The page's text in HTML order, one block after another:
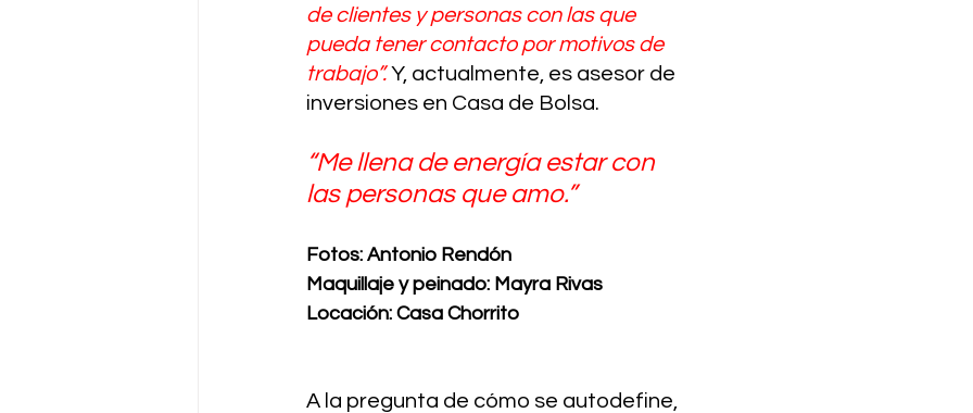
de clientes y personas con las que
pueda tener contacto por motivos de
trabajo”. Y, actualmente, es asesor de
inversiones en Casa de Bolsa.
“Me llena de energía estar con
las personas que amo.”
Fotos: Antonio Rendón
Maquillaje y peinado: Mayra Rivas
Locación: Casa Chorrito
A la pregunta de cómo se autodefine,